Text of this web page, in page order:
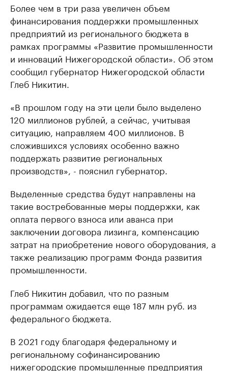
Более чем в три раза увеличен объем
финансирования поддержки промышленных
предприятий из регионального бюджета в
рамках программы «Развитие промышленности
и инноваций Нижегородской области». Об этом
сообщил губернатор Нижегородской области
Глеб Никитин.
«В прошлом году на эти цели было выделено
120 миллионов рублей, а сейчас, учитывая
ситуацию, направляем 400 миллионов. В
сложившихся условиях особенно важно
поддержать развитие региональных
производств», - пояснил губернатор.
Выделенные средства будут направлены на
такие востребованные меры поддержки, как
оплата первого взноса или аванса при
заключении договора лизинга, компенсацию
затрат на приобретение нового оборудования, а
также реализацию программ Фонда развития
промышленности.
Глеб Никитин добавил, что по разным
программам ожидается еще 187 млн руб. из
федерального бюджета.
В 2021 году благодаря федеральному и
региональному софинансированию
нижегородские промышленные предприятия